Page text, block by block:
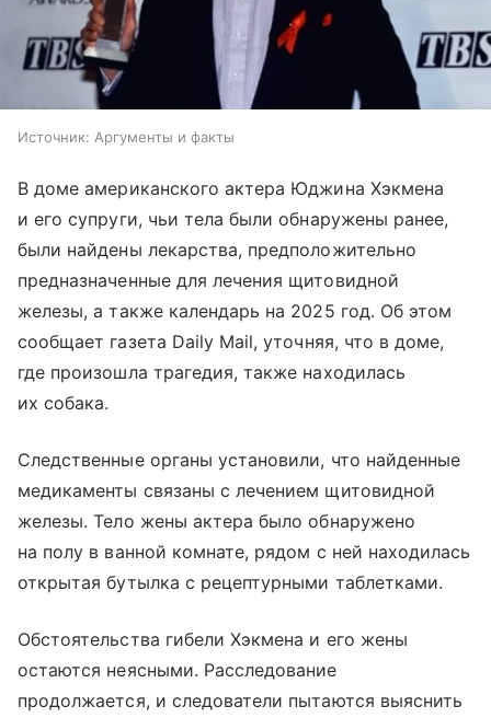
Источник: Аргументы и факты
В доме американского актера Юджина Хэкмена
и его супруги, чьи тела были обнаружены ранее,
были найдены лекарства, предположительно
предназначенные для лечения щитовидной
железы, а также календарь на 2025 год. Об этом
сообщает газета Daily Mail, уточняя, что в доме,
где произошла трагедия, также находилась
их собака.
Следственные органы установили, что найденные
медикаменты связаны с лечением щитовидной
железы. Тело жены актера было обнаружено
на полу в ванной комнате, рядом с ней находилась
открытая бутылка с рецептурными таблетками.
Обстоятельства гибели Хэкмена и его жены
остаются неясными. Расследование
продолжается, и следователи пытаются выяснить